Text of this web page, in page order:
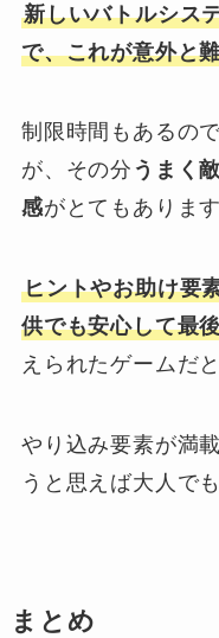
新しいバトルシス
で、これが意外と
制限時間もあるの
が、その分 うまく
感がとてもあります
ヒントやお助け要
供でも安心して最
えられたゲームだ
やり込み要素が満
うと思えば大人で
まとめ